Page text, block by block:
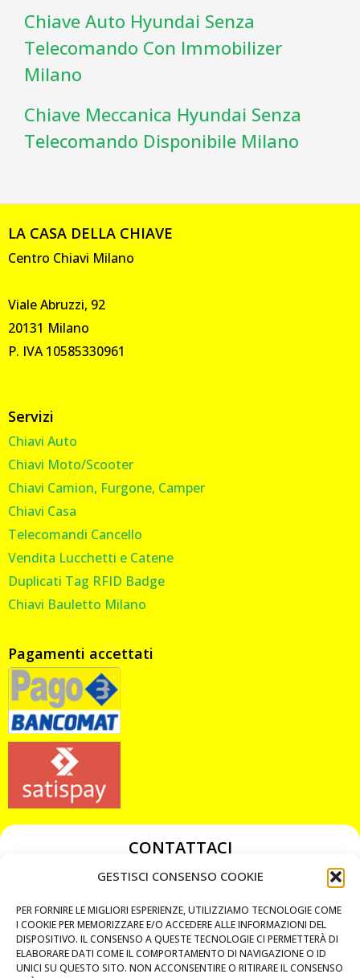
GESTISCI CONSENSO COOKIE
PER FORNIRE LE MIGLIORI ESPERIENZE, UTILIZZIAMO TECNOLOGIE COME
I COOKIE PER MEMORIZZARE E/O ACCEDERE ALLE INFORMAZIONI DEL
DISPOSITIVO. IL CONSENSO A QUESTE TECNOLOGIE CI PERMETTERÀ DI
ELABORARE DATI COME IL COMPORTAMENTO DI NAVIGAZIONE O ID
UNICI SU QUESTO SITO. NON ACCONSENTIRE O RITIRARE IL CONSENSO
Chiave Auto Hyundai Senza
Telecomando Con Immobilizer
Milano
Chiave Meccanica Hyundai Senza
Telecomando Disponibile Milano
LA CASA DELLA CHIAVE
Centro Chiavi Milano
Viale Abruzzi, 92
20131 Milano
P. IVA 10585330961
Servizi
Chiavi Auto
Chiavi Moto/Scooter
Chiavi Camion, Furgone, Camper
Chiavi Casa
Telecomandi Cancello
Vendita Lucchetti e Catene
Duplicati Tag RFID Badge
Chiavi Bauletto Milano
Pagamenti accettati
CONTATTACI
349 3863811
chiavicodificate@gmail.com
Privacy Policy